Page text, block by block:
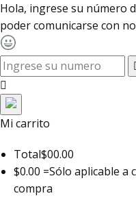
Hola, ingrese su número
poder comunicarse con
toggle navigation
Mi carrito
Total$00.00
$0.00 =Sólo aplicable a
compra